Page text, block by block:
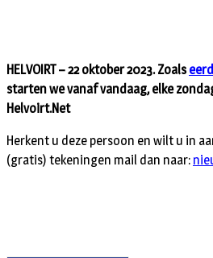
HELVOIRT – 22 oktober 2023. Zoals
starten we vanaf vandaag, elke
Helvoirt.Net
Herkent u deze persoon en wilt u in
(gratis) tekeningen mail dan naar: